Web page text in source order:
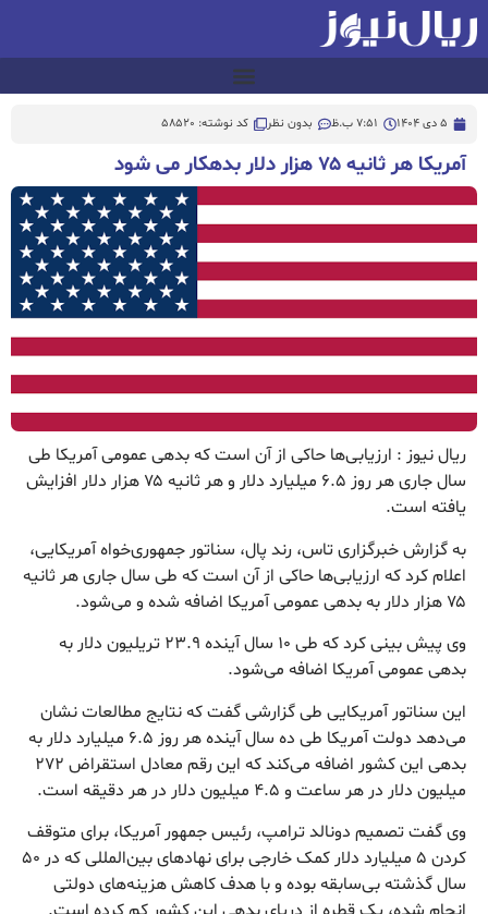
5 دی 1404 7:51 ب.ظ بدون نظر کد نوشته: 58520
آمریکا هر ثانیه ۷۵ هزار دلار بدهکار می شود
ریال نیوز : ارزیابی‌ها حاکی از آن است که بدهی عمومی آمریکا طی
سال جاری هر روز ۶.۵ میلیارد دلار و هر ثانیه ۷۵ هزار دلار افزایش
یافته است.
به گزارش خبرگزاری تاس، رند پال، سناتور جمهوری‌خواه آمریکایی،
اعلام کرد که ارزیابی‌ها حاکی از آن است که طی سال جاری هر ثانیه
۷۵ هزار دلار به بدهی عمومی آمریکا اضافه شده و می‌شود.
وی پیش بینی کرد که طی ۱۰ سال آینده ۲۳.۹ تریلیون دلار به
بدهی عمومی آمریکا اضافه می‌شود.
این سناتور آمریکایی طی گزارشی گفت که نتایج مطالعات نشان
می‌دهد دولت آمریکا طی ده سال آینده هر روز ۶.۵ میلیارد دلار به
بدهی این کشور اضافه می‌کند که این رقم معادل استقراض ۲۷۲
میلیون دلار در هر ساعت و ۴.۵ میلیون دلار در هر دقیقه است.
وی گفت تصمیم دونالد ترامپ، رئیس جمهور آمریکا، برای متوقف
کردن ۵ میلیارد دلار کمک خارجی برای نهادهای بین‌المللی که در ۵۰
سال گذشته بی‌سابقه بوده و با هدف کاهش هزینه‌های دولتی